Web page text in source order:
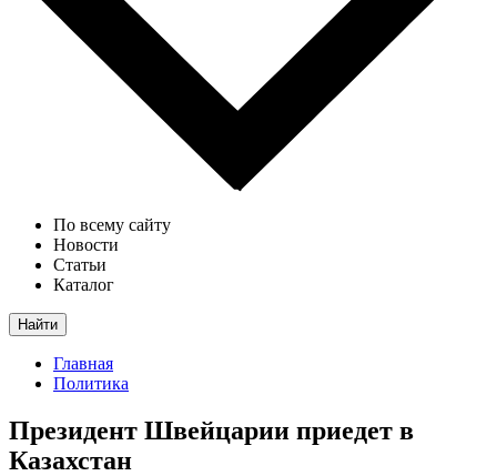
По всему сайту
Новости
Статьи
Каталог
Найти
Главная
Политика
Президент Швейцарии приедет в
Казахстан